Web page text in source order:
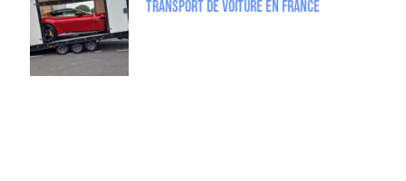
Transport de Voiture en France